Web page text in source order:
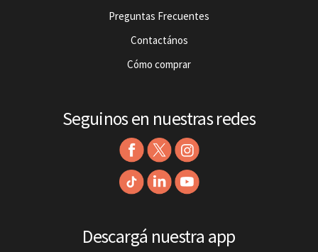
Preguntas Frecuentes
Contactános
Cómo comprar
Seguinos en nuestras redes
Descargá nuestra app